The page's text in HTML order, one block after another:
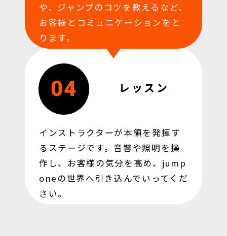
や、ジャンプのコツを教えるなど、
お客様とコミュニケーションをと
ります。
04 レッスン
インストラクターが本領を発揮す
るステージです。音響や照明を操
作し、お客様の気分を高め、jump
oneの世界へ引き込んでいってくだ
さい。